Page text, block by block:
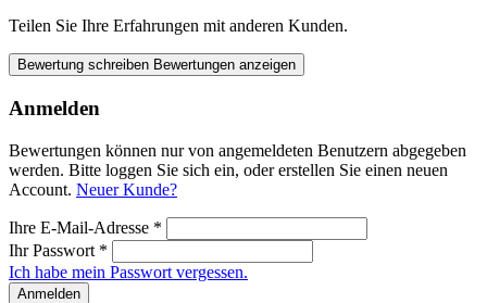
Teilen Sie Ihre Erfahrungen mit anderen Kunden.
Bewertung schreiben Bewertungen anzeigen
Anmelden
Bewertungen können nur von angemeldeten Benutzern abgegeben
werden. Bitte loggen Sie sich ein, oder erstellen Sie einen neuen
Account. Neuer Kunde?
Ihre E-Mail-Adresse *
Ihr Passwort *
Ich habe mein Passwort vergessen.
Anmelden